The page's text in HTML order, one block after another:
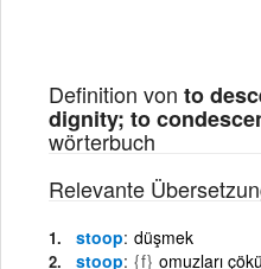
Definition von to
dignity; to
wörterbuch
Relevante
stoop düşmek
stoop {f} omuzları